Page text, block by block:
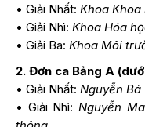
• Giải Nhất: Khoa
• Giải Nhì: Khoa Hóa
• Giải Ba: Khoa Môi
2. Đơn ca Bảng A
• Giải Nhất: Nguyễn Bá
• Giải Nhì:Nguyễn